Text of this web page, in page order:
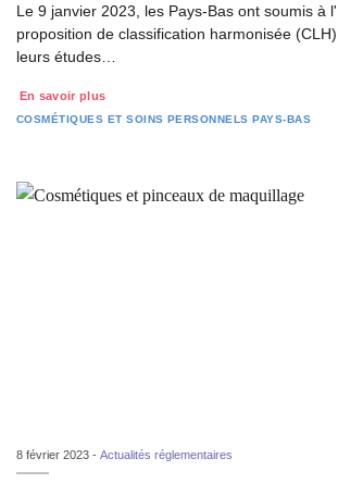
Le 9 janvier 2023, les Pays-Bas ont soumis à
proposition de classification harmonisée
leurs études…
En savoir plus
COSMÉTIQUES ET SOINS PERSONNELS PAYS-BAS
8 février 2023 - Actualités réglementaires